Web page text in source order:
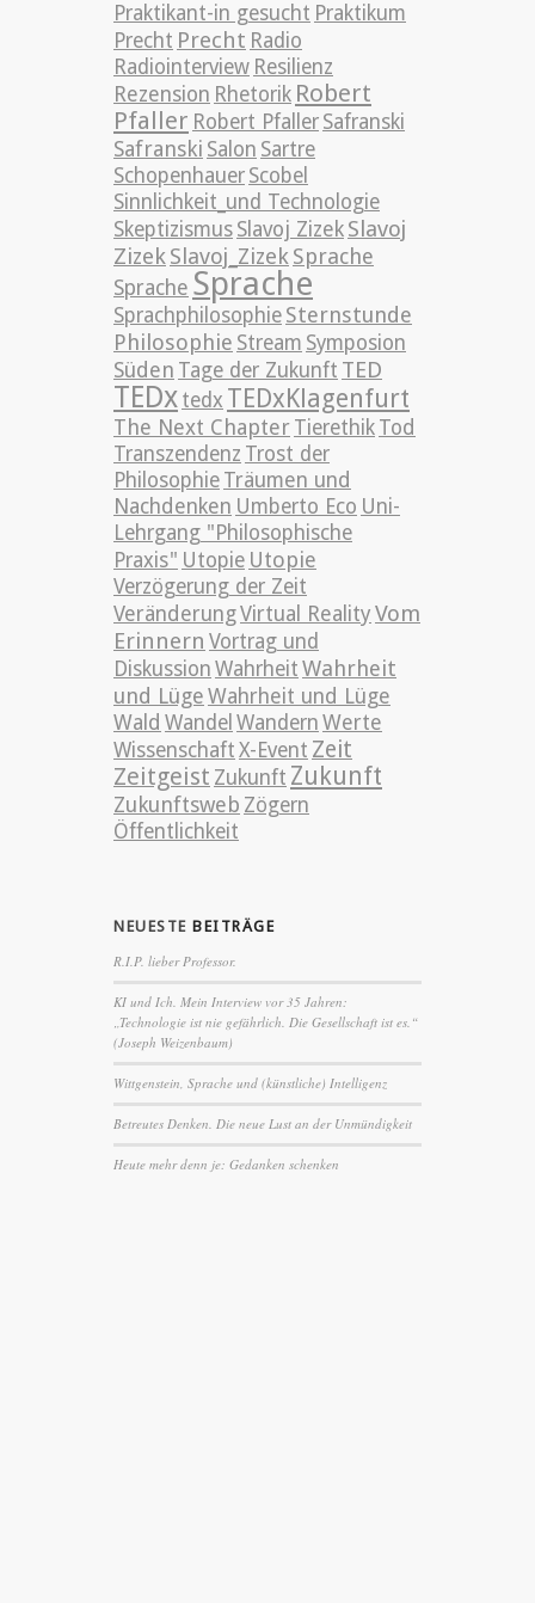
Praktikant-in gesucht Praktikum
Precht Precht Radio
Radiointerview Resilienz
Rezension Rhetorik Robert
Pfaller Robert Pfaller Safranski
Safranski Salon Sartre
Schopenhauer Scobel
Sinnlichkeit_und Technologie
Skeptizismus Slavoj Zizek Slavoj
ZizekSlavoj_Zizek Sprache
Sprache Sprache
Sprachphilosophie Sternstunde
Philosophie Stream Symposion
Süden Tage der Zukunft TED
TEDx tedx TEDxKlagenfurt
The Next Chapter Tierethik Tod
Transzendenz Trost der
Philosophie Träumen und
Nachdenken Umberto Eco Uni-
Lehrgang "Philosophische
Praxis" Utopie Utopie
Verzögerung der Zeit
VeränderungVirtual Reality Vom
Erinnern Vortrag und
Diskussion Wahrheit Wahrheit
und Lüge Wahrheit und Lüge
Wald Wandel Wandern Werte
Wissenschaft X-Event Zeit
Zeitgeist Zukunft Zukunft
Zukunftsweb Zögern
Öffentlichkeit
NEUESTE BEITRÄGE
R.I.P. lieber Professor.
KI und Ich. Mein Interview vor 35 Jahren:
„Technologie ist nie gefährlich. Die Gesellschaft ist es.“
(Joseph Weizenbaum)
Wittgenstein, Sprache und (künstliche) Intelligenz
Betreutes Denken. Die neue Lust an der Unmündigkeit
Heute mehr denn je: Gedanken schenken